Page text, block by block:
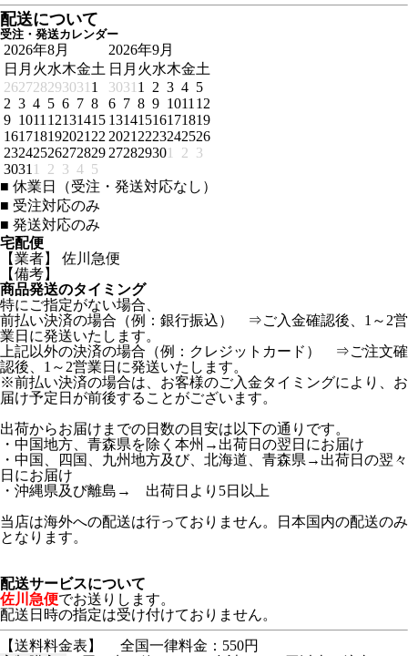
配送について
受注・発送カレンダー
2026年8月
日 月 火水木金土
262728293031 1
2 3 4 5 6 7 8
9 1011 12131415
161718192021 22
23242526272829
3031 1 2 3 4 5
2026年9月
日 月 火水木金土
3031 1 2 3 4 5
6 7 8 9 1011 12
13141516171819
2021 2223242526
272829301 2 3
■ 休業日（受注・発送対応なし）
■ 受注対応のみ
■ 発送対応のみ
宅配便
【業者】 佐川急便
【備考】
商品発送のタイミング
特にご指定がない場合、
前払い決済の場合（例：銀行振込） ⇒ご入金確認後、1～2営
業日に発送いたします。
上記以外の決済の場合（例：クレジットカード） ⇒ご注文確
認後、1～2営業日に発送いたします。
※前払い決済の場合は、お客様のご入金タイミングにより、お
届け予定日が前後することがございます。
出荷からお届けまでの日数の目安は以下の通りです。
・中国地方、青森県を除く本州→出荷日の翌日にお届け
・中国、四国、九州地方及び、北海道、青森県→出荷日の翌々
日にお届け
・沖縄県及び離島→ 出荷日より5日以上
当店は海外への配送は行っておりません。日本国内の配送のみ
となります。
配送サービスについて
佐川急便でお送りします。
配送日時の指定は受け付けておりません。
【送料料金表】
全国一律料金：550円